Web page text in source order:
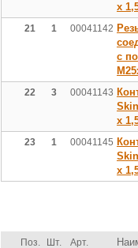
х
21 1 00041142
с
22 3 00041143
х
23 1 00041145
х
Поз. Шт. Арт.